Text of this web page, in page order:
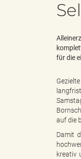
für die
auf die
Damit
kreativ